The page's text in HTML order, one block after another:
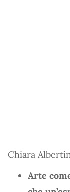
Chiara
Arte